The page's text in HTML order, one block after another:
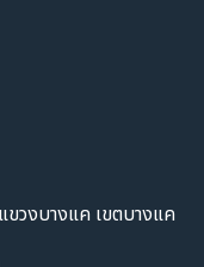
วงบางแค เขตบางแค